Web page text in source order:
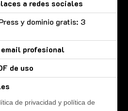
a redes sociales
y dominio gratis: 3
profesional
de uso
de privacidad y política de